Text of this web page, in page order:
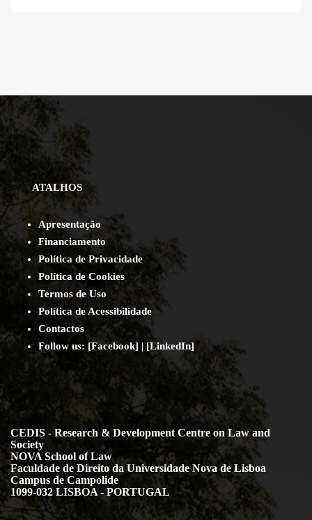
ATALHOS
Apresentação
Financiamento
Política de Privacidade
Política de Cookies
Termos de Uso
Política de Acessibilidade
Contactos
Follow us: [Facebook] | [LinkedIn]
CEDIS - Research & Development Centre on Law and
Society
NOVA School of Law
Faculdade de Direito da Universidade Nova de Lisboa
Campus de Campolide
1099-032 LISBOA - PORTUGAL